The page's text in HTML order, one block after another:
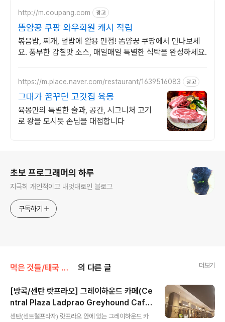
http://m.coupang.com 광고
똠얌꿍 쿠팡 와우회원 캐시 적립
볶음밥, 찌개, 덮밥에 활용 만점! 똠얌꿍 쿠팡에서 만나보세
요. 풍부한 감칠맛 소스, 매일매일 특별한 식탁을 완성하세요.
https://m.place.naver.com/restaurant/1639516083 광고
그대가 꿈꾸던 고깃집 육몽
육몽만의 특별한 술과, 공간, 시그니처 고기
로 왕을 모시듯 손님을 대접합니다
초보 프로그래머의 하루
지극히 개인적이고 내멋대로인 블로그
구독하기
먹은 것들/태국 방콕 의 다른 글 더보기
[방콕/센탄 랏프라오] 그레이하운드 카페(Ce
ntral Plaza Ladprao Greyhound Caf
e)
센탄(센트럴프라자) 랏프라오 안에 있는 그레이하운드 카